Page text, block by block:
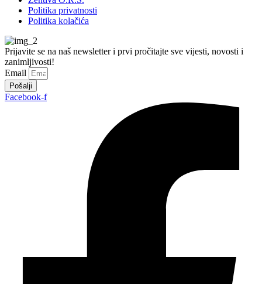
Politika privatnosti
Politika kolačića
Prijavite se na naš newsletter i prvi pročitajte sve vijesti, novosti i
zanimljivosti!
Email
Pošalji
Facebook-f